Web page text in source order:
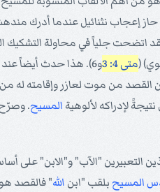
إعجاب نثنائيل عندما أدرك
اتضحت جلياً في محاولة التشكيك
(متى 4: 3 و6). هذا حدث أيضاً عند إخراج
القصد من موت لعازر وإقامته له
لإدراكه لألوهية المسيح. وصرّح
التعبيرين "الآب" و"الابن" على
المسيح بلقب "ابن الله" فالقصد